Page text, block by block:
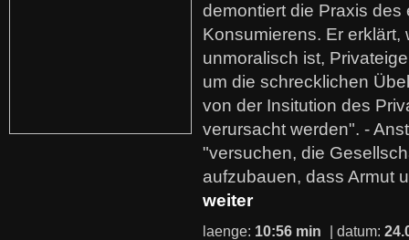
demontiert die Praxis des
Konsumierens. Er erklärt,
unmoralisch ist,
um die schrecklichen
von der Insitution des
verursacht werden". -
"versuchen, die
aufzubauen, dass Armut
weiter
laenge: 10:56 min | datum: